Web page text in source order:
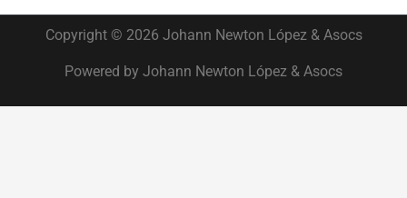
Copyright © 2026 Johann Newton López & Asocs
Powered by Johann Newton López & Asocs